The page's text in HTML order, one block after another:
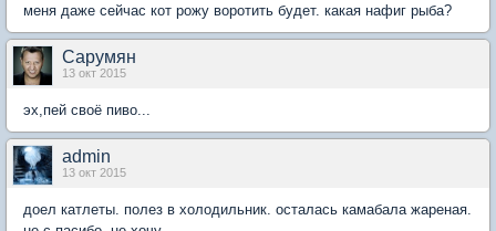
меня даже сейчас кот рожу воротить будет. какая нафиг рыба?
Сарумян
13 окт 2015
эх,пей своё пиво...
admin
13 окт 2015
доел катлеты. полез в холодильник. осталась камабала жареная.